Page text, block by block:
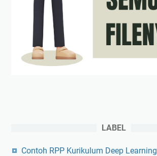
LABEL
Contoh RPP Kurikulum Deep Learning